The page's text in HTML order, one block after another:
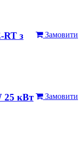
Замовити
RT з
Замовити
25 кВт